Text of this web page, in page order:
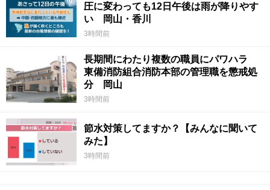
圧に変わっても12日午後は雨が降りやす
い 岡山・香川
3時間前
長期間にわたり複数の職員にパワハラ
東備消防組合消防本部の管理職を懲戒処
分 岡山
3時間前
節水対策してますか？【みんなに聞いて
みた】
3時間前